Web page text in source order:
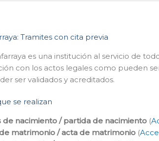
Tramites con cita previa
es una institución al servicio de
con los actos legales como pueden
ser validados y acreditados.
se realizan
de nacimiento / partida de nacimiento(
matrimonio / acta de matrimonio(